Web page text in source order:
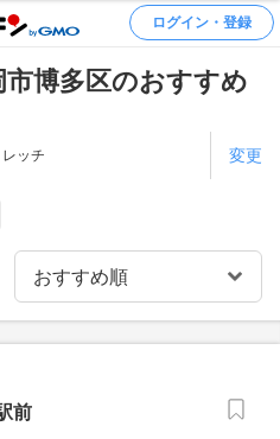
ログイン・登録
市博多区のおすすめ
レッチ 変更
前